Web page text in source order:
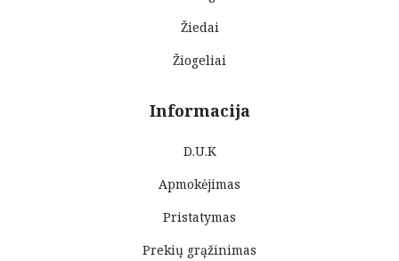
Žiedai
Žiogeliai
Informacija
D.U.K
Apmokėjimas
Pristatymas
Prekių grąžinimas